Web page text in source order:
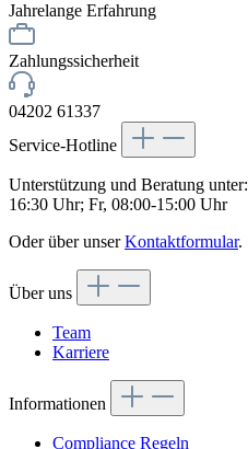
Jahrelange Erfahrung
Zahlungssicherheit
04202 61337
Service-Hotline
Unterstützung und Beratung unter:
16:30 Uhr; Fr, 08:00-15:00 Uhr
Oder über unserKontaktformular.
Über uns
Team
Karriere
Informationen
Compliance Regeln